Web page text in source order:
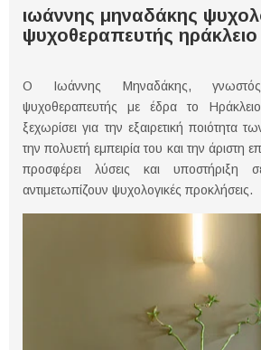
ιωάννης μηναδάκης
ψυχοθεραπευτής ηράκλειο
Ο Ιωάννης Μηναδάκης,
ψυχοθεραπευτής με έδρα το
ξεχωρίσει για την εξαιρετική ποιότητα
την πολυετή εμπειρία του και την άριστη
προσφέρει λύσεις και
αντιμετωπίζουν ψυχολογικές προκλήσεις.